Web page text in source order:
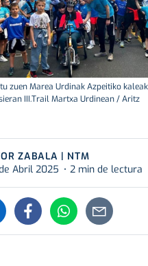
zuen Marea Urdinak Azpeitiko
III.Trail Martxa Urdinean / Aritz
ZABALA | NTM
Abril 2025
2 min de lectura